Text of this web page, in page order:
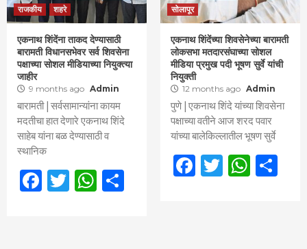
राजकीय
शहरे
एकनाथ शिंदेंना ताकद देण्यासाठी
बारामती विधानसभेवर सर्व शिवसेना
पक्षाच्या सोशल मीडियाच्या नियुक्त्या
जाहीर
9 months ago Admin
बारामती | सर्वसामान्यांना कायम
मदतीचा हात देणारे एकनाथ शिंदे
साहेब यांना बळ देण्यासाठी व
स्थानिक
Facebook
TwitterWhatsApp
Share
सोलापूर
एकनाथ शिंदेंच्या शिवसेनेच्या बारामती
लोकसभा मतदारसंघाच्या सोशल
मीडिया प्रमुख पदी भूषण सुर्वे यांची
नियुक्ती
12 months ago Admin
पुणे | एकनाथ शिंदे यांच्या शिवसेना
पक्षाच्या वतीने आज शरद पवार
यांच्या बालेकिल्लातील भूषण सुर्वे
Facebook
Twitter